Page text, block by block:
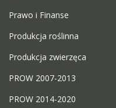
Prawo i Finanse
Produkcja roślinna
Produkcja zwierzęca
PROW 2007-2013
PROW 2014-2020